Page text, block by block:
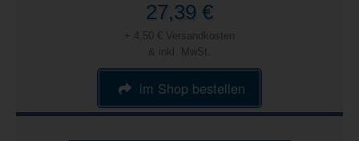
27,39 €
+ 4,50 € Versandkosten
& inkl. MwSt.
im Shop bestellen